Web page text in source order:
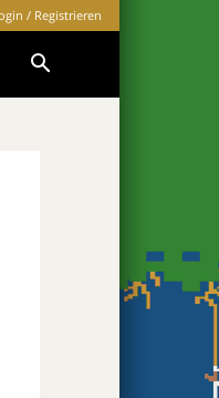
/ Registrieren